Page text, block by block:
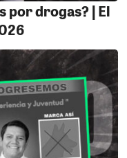
por drogas? | El